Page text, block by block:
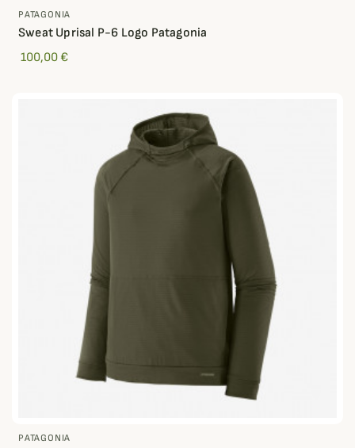
PATAGONIA
Sweat Uprisal P-6 Logo Patagonia
100,00 €
PATAGONIA